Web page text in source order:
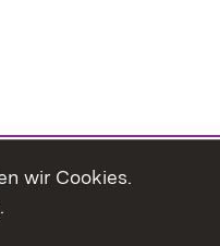
wir Cookies.
.